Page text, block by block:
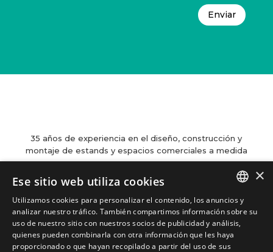
Enviar
35 años de experiencia en el diseño, construcción y
montaje de estands y espacios comerciales a medida
Contacto

Carrer de Martí l’Humà, 4-6-8, Local 7-B,
08850 Gavà, Barcelona
 informacion@cotacreativa.com
SPANISH
CATALAN
×
Ese sitio web utiliza cookies
Utilizamos cookies para personalizar el contenido, los anuncios y
analizar nuestro tráfico. También compartimos información sobre su
uso de nuestro sitio con nuestros socios de publicidad y análisis,
quienes pueden combinarla con otra información que les haya
proporcionado o que hayan recopilado a partir del uso de sus